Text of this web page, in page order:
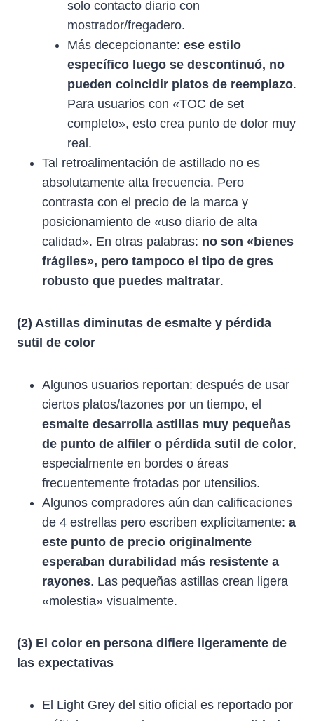
solo contacto diario con
mostrador/fregadero.
Más decepcionante: ese estilo
específico luego se descontinuó, no
pueden coincidir platos de reemplazo.
Para usuarios con «TOC de set
completo», esto crea punto de dolor muy
real.
Tal retroalimentación de astillado no es
absolutamente alta frecuencia. Pero
contrasta con el precio de la marca y
posicionamiento de «uso diario de alta
calidad». En otras palabras: no son «bienes
frágiles», pero tampoco el tipo de gres
robusto que puedes maltratar.
(2) Astillas diminutas de esmalte y pérdida
sutil de color
Algunos usuarios reportan: después de usar
ciertos platos/tazones por un tiempo, el
esmalte desarrolla astillas muy pequeñas
de punto de alfiler o pérdida sutil de color,
especialmente en bordes o áreas
frecuentemente frotadas por utensilios.
Algunos compradores aún dan calificaciones
de 4 estrellas pero escriben explícitamente: a
este punto de precio originalmente
esperaban durabilidad más resistente a
rayones. Las pequeñas astillas crean ligera
«molestia» visualmente.
(3) El color en persona difiere ligeramente de
las expectativas
El Light Grey del sitio oficial es reportado por